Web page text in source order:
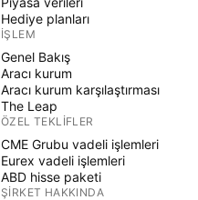
Hediye planları
İŞLEM
Genel Bakış
Aracı kurum
Aracı kurum karşılaştırması
The Leap
ÖZEL TEKLIFLER
CME Grubu vadeli işlemleri
Eurex vadeli işlemleri
ABD hisse paketi
ŞIRKET HAKKINDA